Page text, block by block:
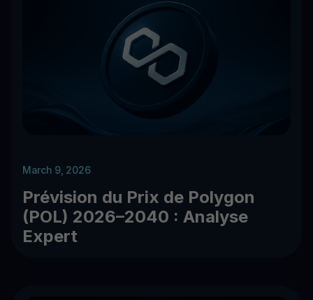
March 9, 2026
Prévision du Prix de Polygon
(POL) 2026–2040 : Analyse
Expert